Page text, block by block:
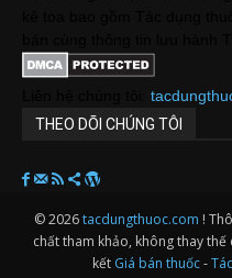
THEO DÕI CHÚNG TÔI
© 2026tacdungthuoc.com !
chất tham khảo, không thay
kết Giá bán thuốc-